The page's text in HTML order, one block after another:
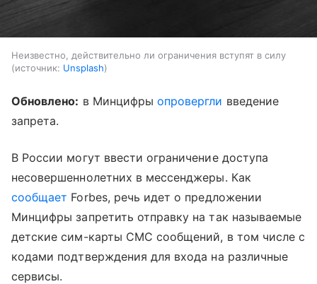
Неизвестно, действительно ли ограничения вступят в силу
источник: Unsplash
Обновлено: в Минцифрыопровергли введение
запрета.
В России могут ввести ограничение доступа
несовершеннолетних в мессенджеры. Как
сообщает Forbes, речь идет о предложении
Минцифры запретить отправку на так называемые
детские сим-карты СМС сообщений, в том числе с
кодами подтверждения для входа на различные
сервисы.